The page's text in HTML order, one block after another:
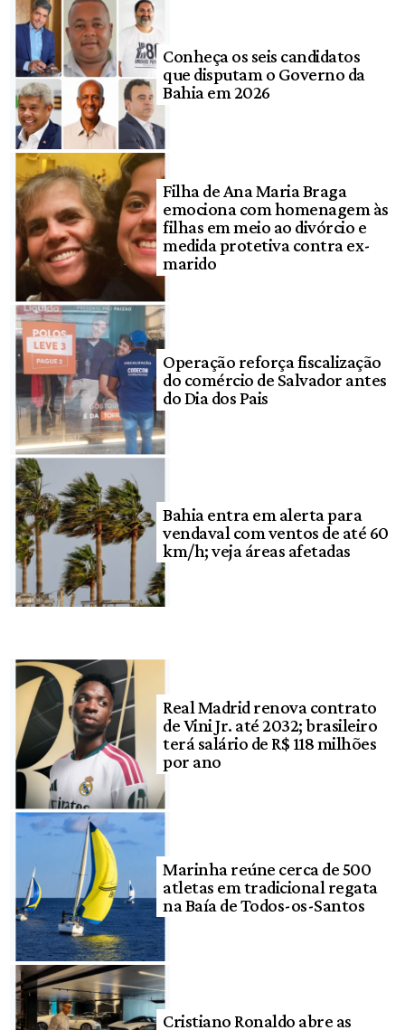
Conheça os seis candidatos
que disputam o Governo da
Bahia em 2026
Filha de Ana Maria Braga
emociona com homenagem às
filhas em meio ao divórcio e
medida protetiva contra ex-
marido
Operação reforça fiscalização
do comércio de Salvador antes
do Dia dos Pais
Bahia entra em alerta para
vendaval com ventos de até 60
km/h; veja áreas afetadas
Real Madrid renova contrato
de Vini Jr. até 2032; brasileiro
terá salário de R$ 118 milhões
por ano
Marinha reúne cerca de 500
atletas em tradicional regata
na Baía de Todos-os-Santos
Cristiano Ronaldo abre as